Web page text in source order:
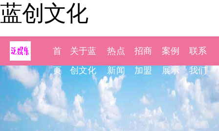
蓝创文化
首
页
关于蓝
创文化
热点
新闻
招商
加盟
案例
展示
联系
我们